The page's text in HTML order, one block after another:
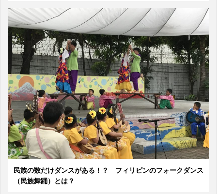
民族の数だけダンスがある！？ フィリピンのフォークダンス
（民族舞踊）とは？